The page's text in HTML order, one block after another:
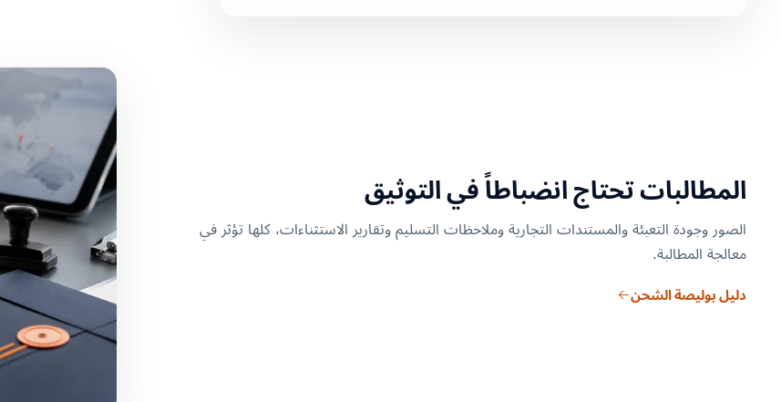
المطالبات تحتاج انضباطاً في التوثيق
الصور وجودة التعبئة والمستندات التجارية وملاحظات التسليم وتقارير الاستثناءات، كلها تؤثر في
معالجة المطالبة.
دليل بوليصة الشحن